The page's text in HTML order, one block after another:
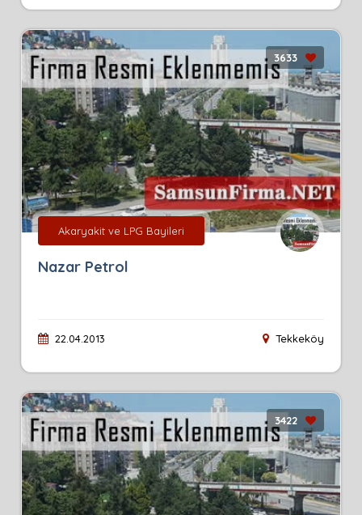
3633
Akaryakit ve LPG Bayileri
Nazar Petrol
22.04.2013 Tekkeköy
3422